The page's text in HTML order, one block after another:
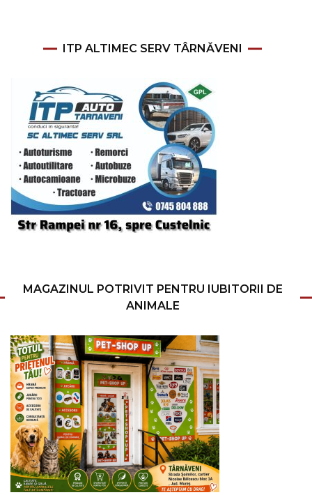
ITP ALTIMEC SERV TÂRNĂVENI
MAGAZINUL POTRIVIT PENTRU IUBITORII DE
ANIMALE